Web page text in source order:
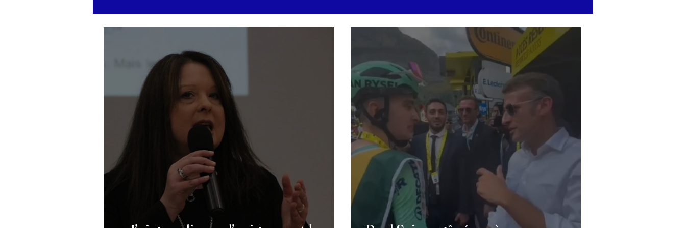
Ukraine : Zelensky affirme
que la Russie prépare une
vaste mobilisation militaire à
l'automne
L'Iran rejette la proposition de
cessez-le-feu de Donald
Friedrich Merz reconnaît que
l’absence du gaz russe
continue de peser sur
l’économie allemande